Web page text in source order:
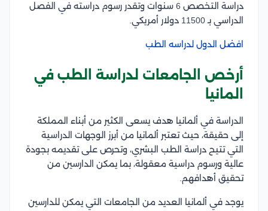
دراسة التخصص 6 سنوات وتقدر رسوم دراسته في الفصل
الدراسي بـ 11500 دولار أمريكي.
افضل الدول لدراسه الطب
أرخص الجامعات لدراسة الطب في
المانيا
الدراسة في ألمانيا هدف يسعى الكثير من أبناء المملكة
إلى حقيقة، حيث تعتبر ألمانيا من أبرز الوجهات الدراسية
التي تتيح دراسة الطب البشري، وتحرص على تقديمه بجودة
عالية ورسوم دراسية معقولة، بما يمكن الدارسين من
تحقيق أهدافهم.
يوجد في ألمانيا العديد من الجامعات التي يمكن للدارسين